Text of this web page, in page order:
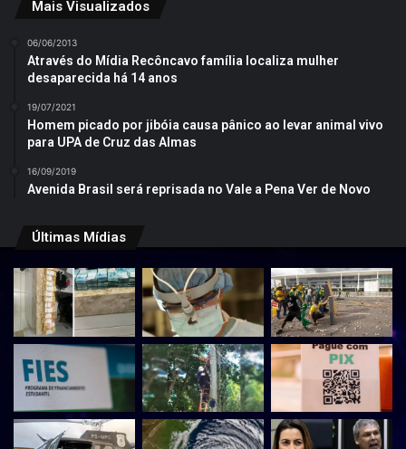
Mais Visualizados
06/06/2013
Através do Mídia Recôncavo família localiza mulher
desaparecida há 14 anos
19/07/2021
Homem picado por jibóia causa pânico ao levar animal vivo
para UPA de Cruz das Almas
16/09/2019
Avenida Brasil será reprisada no Vale a Pena Ver de Novo
Últimas Mídias